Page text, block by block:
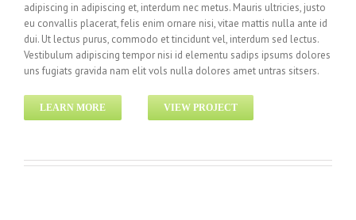
adipiscing in adipiscing et, interdum nec metus. Mauris ultricies, justo
eu convallis placerat, felis enim ornare nisi, vitae mattis nulla ante id
dui. Ut lectus purus, commodo et tincidunt vel, interdum sed lectus.
Vestibulum adipiscing tempor nisi id elementu sadips ipsums dolores
uns fugiats gravida nam elit vols nulla dolores amet untras sitsers.
LEARN MORE VIEW PROJECT